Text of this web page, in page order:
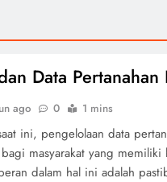
Data Pertanahan
ago 0 1 mins
ini, pengelolaan data
masyarakat yang memiliki
dalam hal ini adalah